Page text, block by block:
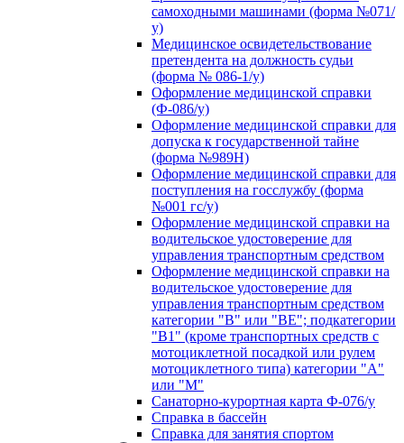
самоходными машинами (форма №071/
у)
Медицинское освидетельствование
претендента на должность судьи
(форма № 086-1/у)
Оформление медицинской справки
(Ф-086/у)
Оформление медицинской справки для
допуска к государственной тайне
(форма №989Н)
Оформление медицинской справки для
поступления на госслужбу (форма
№001 гс/у)
Оформление медицинской справки на
водительское удостоверение для
управления транспортным средством
Оформление медицинской справки на
водительское удостоверение для
управления транспортным средством
категории "В" или "BE"; подкатегории
"В1" (кроме транспортных средств с
мотоциклетной посадкой или рулем
мотоциклетного типа) категории "А"
или "М"
Санаторно-курортная карта Ф-076/у
Справка в бассейн
Справка для занятия спортом